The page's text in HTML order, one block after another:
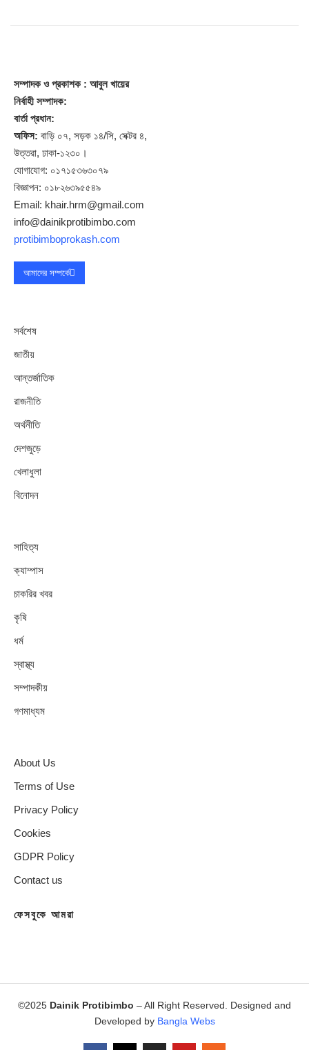
সম্পাদকও প্রকাশক : আবুল খায়ের
নির্বাহী সম্পাদক:
বার্তা প্রধান:
অফিস: বাড়ি ০৭, সড়ক ১৪/সি, সেক্টর ৪,
উত্তরা, ঢাকা-১২৩০।
যোগাযোগ: ০১৭১৫৩৬৩০৭৯
বিজ্ঞাপন: ০১৮২৬৩৯৫৫৪৯
Email: khair.hrm@gmail.com
info@dainikprotibimbo.com
protibimboprokash.com
আমাদের সম্পর্কে
সর্বশেষ
জাতীয়
আন্তর্জাতিক
রাজনীতি
অর্থনীতি
দেশজুড়ে
খেলাধুলা
বিনোদন
সাহিত্য
ক্যাম্পাস
চাকরির খবর
কৃষি
ধর্ম
স্বাস্থ্য
সম্পাদকীয়
গণমাধ্যম
About Us
Terms of Use
Privacy Policy
Cookies
GDPR Policy
Contact us
ফেসবুকে আমরা
©2025 Dainik Protibimbo – All Right Reserved. Designed and
Developed by Bangla Webs